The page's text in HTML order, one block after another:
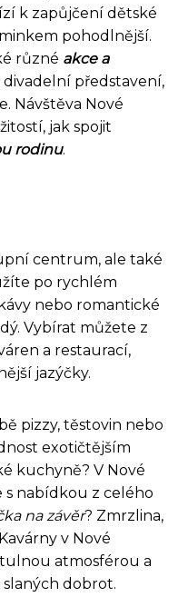
k zapůjčení dětské
pohodlnější.
různé akce a
divadelní představení,
Návštěva Nové
jak spojit
rodinu.
centrum, ale také
po rychlém
nebo romantické
Vybírat můžete z
a restaurací,
jazýčky.
pizzy, těstovin nebo
exotičtějším
kuchyně? V Nové
s nabídkou z celého
na závěr? Zmrzlina,
v Nové
atmosférou a
dobrot.